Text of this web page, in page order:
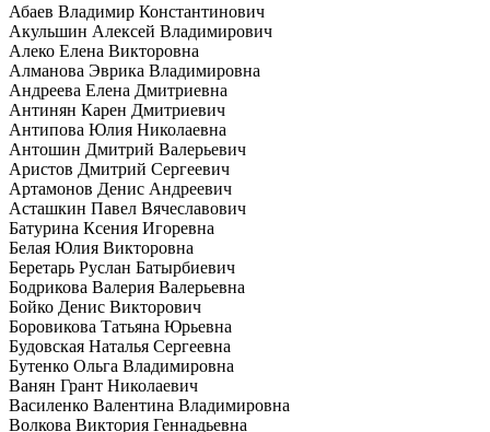
Абаев Владимир Константинович
Акульшин Алексей Владимирович
Алеко Елена Викторовна
Алманова Эврика Владимировна
Андреева Елена Дмитриевна
Антинян Карен Дмитриевич
Антипова Юлия Николаевна
Антошин Дмитрий Валерьевич
Аристов Дмитрий Сергеевич
Артамонов Денис Андреевич
Асташкин Павел Вячеславович
Батурина Ксения Игоревна
Белая Юлия Викторовна
Беретарь Руслан Батырбиевич
Бодрикова Валерия Валерьевна
Бойко Денис Викторович
Боровикова Татьяна Юрьевна
Будовская Наталья Сергеевна
Бутенко Ольга Владимировна
Ванян Грант Николаевич
Василенко Валентина Владимировна
Волкова Виктория Геннадьевна